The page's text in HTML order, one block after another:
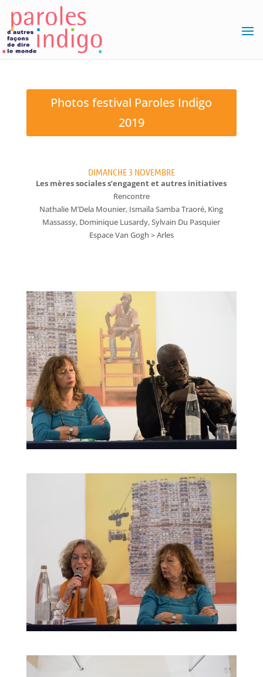
Photos festival Paroles Indigo
2019
DIMANCHE 3 NOVEMBRE
Les mères sociales s’engagent et autres initiatives
Rencontre
Nathalie M’Dela Mounier, Ismaïla Samba Traoré, King
Massassy, Dominique Lusardy, Sylvain Du Pasquier
Espace Van Gogh > Arles